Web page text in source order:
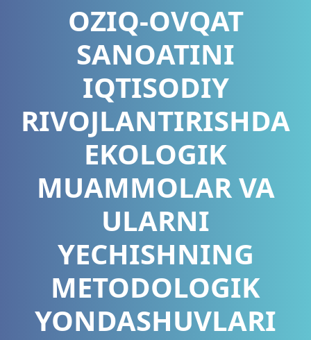
ОZIQ-ОVQAT
SANОATINI
IQTISОDIY
RIVОJLANTIRISHDA
EKOLOGIK
MUAMMОLAR VA
ULARNI
YEСHISHNING
METODOLOGIK
YONDASHUVLARI